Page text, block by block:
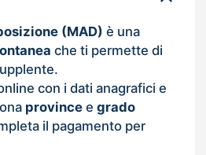
(MAD) è una
che ti permette di
con i dati anagrafici e
provincee grado
il pagamento per